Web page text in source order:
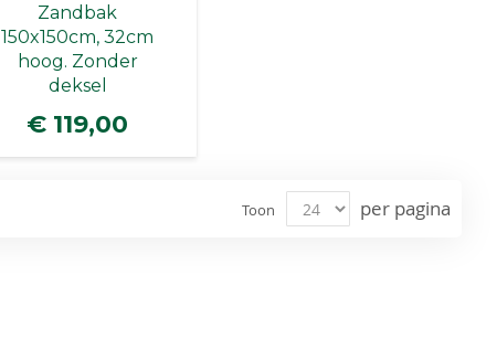
Zandbak
150x150cm, 32cm
hoog. Zonder
deksel
€ 119,00
Toon per pagina